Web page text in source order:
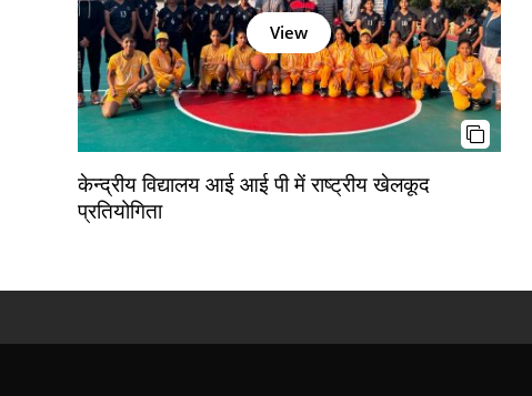
View
केन्द्रीय विद्यालय आई आई पी में राष्ट्रीय खेलकूद
प्रतियोगिता